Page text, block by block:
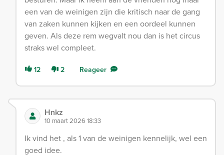
een van de weinigen zijn die kritisch naar de gang
van zaken kunnen kijken en een oordeel kunnen
geven. Als deze rem wegvalt nou dan is het circus
straks wel compleet.
12 2 Reageer
Hnkz
10 maart 2026 18:33
Ik vind het , als 1 van de weinigen kennelijk, wel een
goed idee.